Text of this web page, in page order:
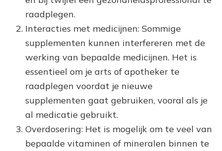
raadplegen.
Interacties met medicijnen: Sommige
supplementen kunnen interfereren met de
werking van bepaalde medicijnen. Het is
essentieel om je arts of apotheker te
raadplegen voordat je nieuwe
supplementen gaat gebruiken, vooral als je
al medicatie gebruikt.
Overdosering: Het is mogelijk om te veel van
bepaalde vitaminen of mineralen binnen te